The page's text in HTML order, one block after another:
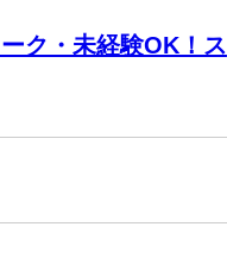
ク・未経験OK！ス